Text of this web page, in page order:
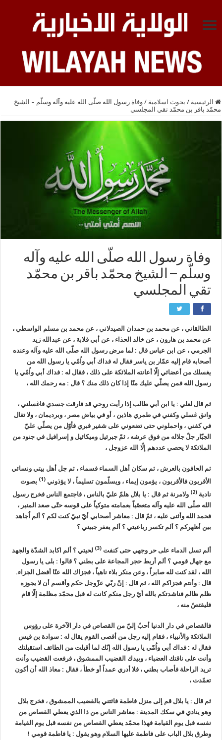
الرئيسية / بحوث اسلامية / وفاة رسول الله صلّى الله عليه وآله وسلّم – الشيخ
محمّد باقر بن محمّد تقي المجلسي
وفاة رسول الله صلّى الله عليه وآله
وسلّم – الشيخ محمّد باقر بن محمّد
تقي المجلسي
الطالقاني ، عن محمد بن حمدان الصيدلاني ، عن محمد بن مسلم الواسطي ،
عن محمد بن هارون ، عن خالد الحذاء ، عن أبي قلابة ، عن عبدالله زيد
الجرمي ، عن ابن عباس قال : لما مرض رسول الله صلّى الله عليه وآله وعنده
أصحابه قام إليه عمّار بن ياسر فقال له فداك أبي واُمّي يا رسول الله من
يغسلك من أعضائي إلّا أعانته الملائكة على ذلك ، فقال له : فداك أبي واُمّي يا
رسول الله فمن يصلّي عليك منّا إذا كان ذلك منك ؟ قال : مه رحمك الله ،
ثم قال لعلي : يا ابن أبي طالب إذا رأيت روحي قد فارقت جسدي فاغسلني ،
وانق غسلي وكفني في طمري هاذين ، أو في بياض مصر ، وبرديمان ، ولا تغال
في كفني ، واحملوني حتى تضعوني على شفير قبري فأوّل من يصلّي عليّ
الجبّار جلّ جلاله من فوق عرشه ، ثمّ جبرئيل وميكائيل و إسرافيل في جنود من
الملائكة لا يحصي عددهم إلّا الله عزوجل ،
ثم الحافون بالعرش ، ثم سكان أهل السماء فسماء ، ثم جل أهل بيتي ونسائي
الأقربون فالأقربون ، يؤمون إيماء ، ويسلّمون تسليماً ، لا يؤذوني(1)
بصوت
نادية(2)
ولامرنة ثم قال : يا بلال هلمّ عليّ بالناس ، فاجتمع الناس فخرج رسول
الله صلّى الله عليه وآله متعصّباً بعمامته متوكياً على قوسه حتّى صعد المنبر ،
فحمد الله وأثنى عليه ، ثمّ قال : معاشر أصحابي أيّ نبيّ كنت لكم ؟ ألم اُجاهد
بين أظهركم ؟ ألم تكسر رباعيتي ؟ ألم يعفر جبيني ؟
ألم تسل الدماء على حر وجهي حتى كنفت(3)
لحيتي ؟ ألم اكابد الشدّة والجهد
مع جهال قومي ؟ ألم أربط حجر المجاعة على بطني ؟ قالوا : بلى يا رسول
الله ، لقد كنت لله صابراً ، وعن منكر بلاء ناهياً ، فجزاك الله عنّا أفضل الجزاء.
قال : وأنتم فجزاكم الله ، ثم قال : إنّ ربّي عزّوجل حكم وأقسم أن لا يجوزه
ظلم ظالم فناشدتكم بالله أيّ رجل منكم كانت له قبل محمّد مظلمة إلّا قام
فليقتصّ منه ،
فالقصاص في دار الدنيا أحبّ إليّ من القصاص في دار الآخرة على رؤوس
الملائكة والأنبياء ، فقام إليه رجل من أقصى القوم يقال له : سوادة بن قيس
فقال له : فداك أبي واُمّي يا رسول الله إنّك لما أقبلت من الطائف استقبلتك
وأنت على ناقتك العضباء ، وبيدك القضيب الممشوق ، فرفعت القضيب وأنت
تريد الراحلة فأصاب بطني ، فلا أدري عمداً أو خطأ ، فقال : معاذ الله أن أكون
تعمّدت ،
ثم قال : يا بلال قم إلى منزل فاطمة فائتني بالقضيب الممشوق ، فخرج بلال
وهو ينادي في سكك المدينة : معاشر الناس من ذا الذي يعطي القصاص من
نفسه قبل يوم القيامة فهذا محمّد يعطي القصاص من نفسه قبل يوم القيامة
وطرق بلال الباب على فاطمة عليها السلام وهو يقول : يا فاطمة قومي !